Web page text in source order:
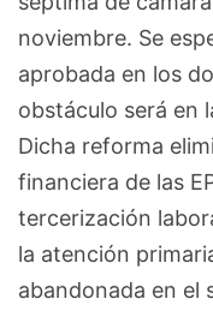
noviembre. Se
aprobada en los
obstáculo será en
Dicha reforma
financiera de las
tercerización
la atención
abandonada en el